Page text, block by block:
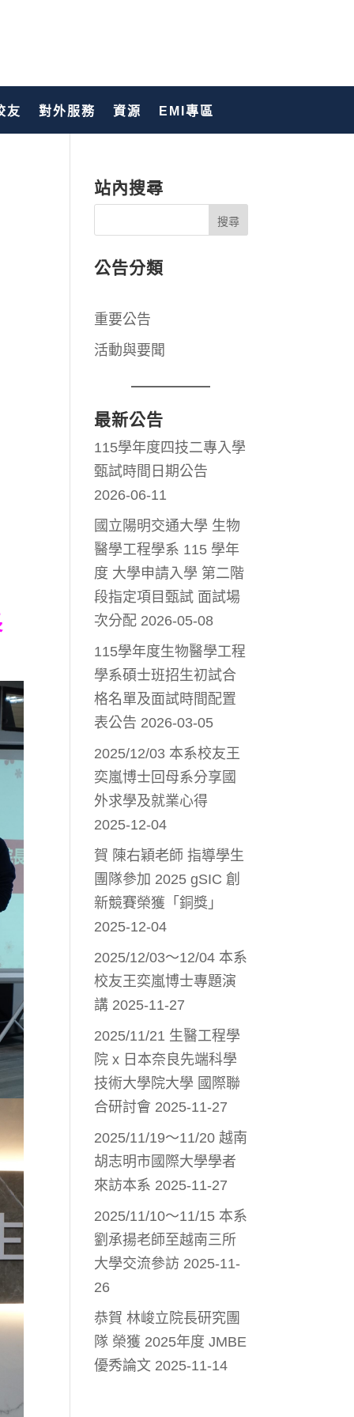
友 對外服務 資源 EMI專區
站內搜尋
公告分類
重要公告
活動與要聞
最新公告
115學年度四技二專入學
甄試時間日期公告
2026-06-11
國立陽明交通大學 生物
醫學工程學系 115 學年
度 大學申請入學 第二階
段指定項目甄試 面試場
次分配 2026-05-08
115學年度生物醫學工程
學系碩士班招生初試合
格名單及面試時間配置
表公告 2026-03-05
2025/12/03 本系校友王
奕嵐博士回母系分享國
外求學及就業心得
2025-12-04
賀 陳右穎老師 指導學生
團隊參加 2025 gSIC 創
新競賽榮獲「銅獎」
2025-12-04
2025/12/03～12/04 本系
校友王奕嵐博士專題演
講 2025-11-27
2025/11/21 生醫工程學
院 x 日本奈良先端科學
技術大學院大學 國際聯
合研討會 2025-11-27
2025/11/19～11/20 越南
胡志明市國際大學學者
來訪本系 2025-11-27
2025/11/10～11/15 本系
劉承揚老師至越南三所
大學交流參訪 2025-11-
26
恭賀 林峻立院長研究團
隊 榮獲 2025年度 JMBE
優秀論文 2025-11-14